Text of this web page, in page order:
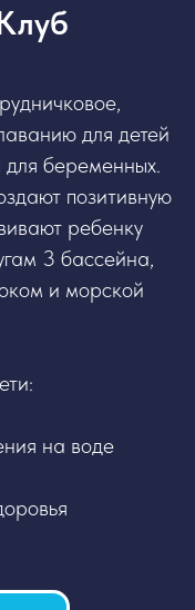
для детей
для беременных.
позитивную
ребенку
3 бассейна,
и морской
на воде